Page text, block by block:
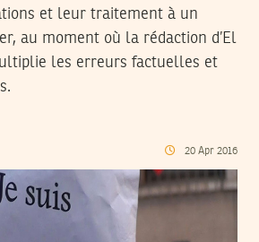
et leur traitement à un
au moment où la rédaction d’El
les erreurs factuelles et
20 Apr 2016